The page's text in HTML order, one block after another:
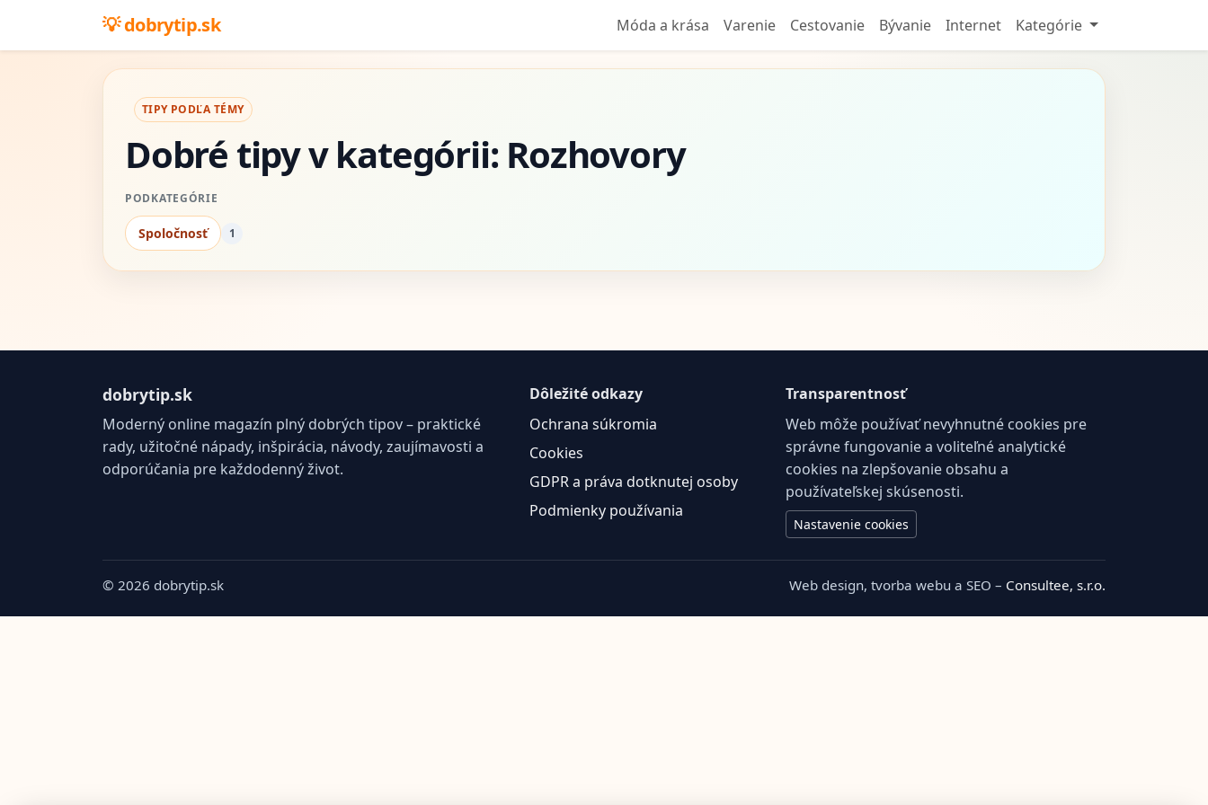
dobrytip.sk Móda a krása Varenie Cestovanie Bývanie Internet Kategórie
TIPY PODĽA TÉMY
Dobré tipy v kategórii: Rozhovory
PODKATEGÓRIE
Spoločnosť 1
dobrytip.sk
Moderný online magazín plný dobrých tipov – praktické
rady, užitočné nápady, inšpirácia, návody, zaujímavosti a
odporúčania pre každodenný život.
Dôležité odkazy
Ochrana súkromia
Cookies
GDPR a práva dotknutej osoby
Podmienky používania
Transparentnosť
Web môže používať nevyhnutné cookies pre
správne fungovanie a voliteľné analytické
cookies na zlepšovanie obsahu a
používateľskej skúsenosti.
Nastavenie cookies
© 2026 dobrytip.sk Web design, tvorba webu a SEO – Consultee, s.r.o.